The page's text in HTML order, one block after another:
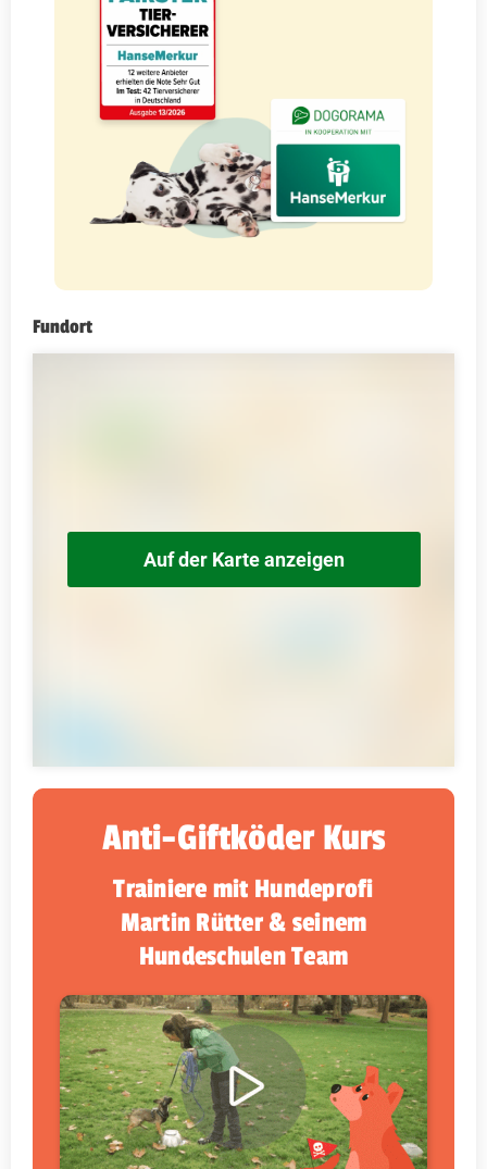
Fundort
Auf der Karte anzeigen
Anti-Giftköder Kurs
Trainiere mit Hundeprofi
Martin Rütter & seinem
Hundeschulen Team